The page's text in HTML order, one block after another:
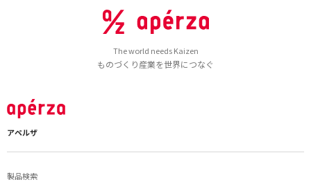
The world needs Kaizen
ものづくり産業を世界につなぐ
アペルザ
製品検索